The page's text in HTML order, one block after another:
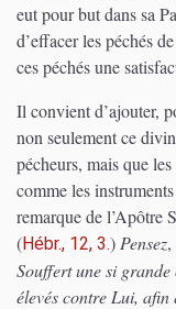
eut pour but dans sa
d’effacer les péchés
ces péchés une
Il convient d’ajouter,
non seulement ce
pécheurs, mais que
comme les
remarque de l’Apôtre
(Hébr., 12, 3.) Pensez
Souffert une si
élevés contre Lui, afin